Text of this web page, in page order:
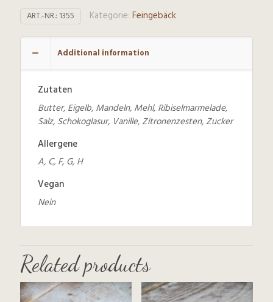
ART.-NR.: 1355 Kategorie: Feingebäck
Additional information
Zutaten
Butter, Eigelb, Mandeln, Mehl, Ribiselmarmelade,
Salz, Schokoglasur, Vanille, Zitronenzesten, Zucker
Allergene
A, C, F, G, H
Vegan
Nein
Related products